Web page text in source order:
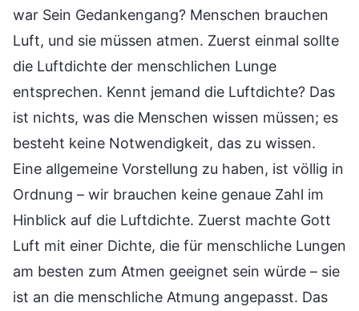
war Sein Gedankengang? Menschen brauchen
Luft, und sie müssen atmen. Zuerst einmal sollte
die Luftdichte der menschlichen Lunge
entsprechen. Kennt jemand die Luftdichte? Das
ist nichts, was die Menschen wissen müssen; es
besteht keine Notwendigkeit, das zu wissen.
Eine allgemeine Vorstellung zu haben, ist völlig in
Ordnung – wir brauchen keine genaue Zahl im
Hinblick auf die Luftdichte. Zuerst machte Gott
Luft mit einer Dichte, die für menschliche Lungen
am besten zum Atmen geeignet sein würde – sie
ist an die menschliche Atmung angepasst. Das